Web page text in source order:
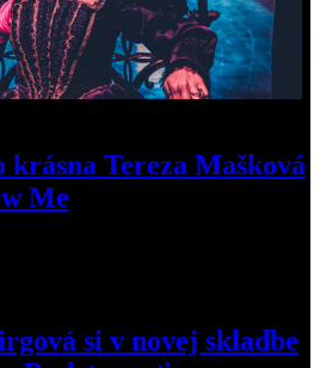
krásna Tereza Mašková
Me
si v novej skladbe